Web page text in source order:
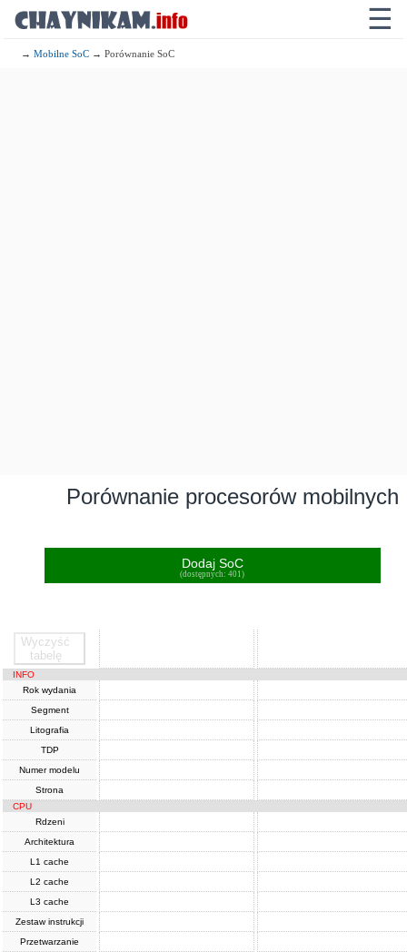
☰
→Mobilne SoC → Porównanie SoC
Porównanie procesorów mobilnych
Dodaj SoC
(dostępnych: 401)
Wyczyść
tabelę
INFO
Rok wydania
Segment
Litografia
TDP
Numer modelu
Strona
CPU
Rdzeni
Architektura
L1 cache
L2 cache
L3 cache
Zestaw instrukcji
Przetwarzanie